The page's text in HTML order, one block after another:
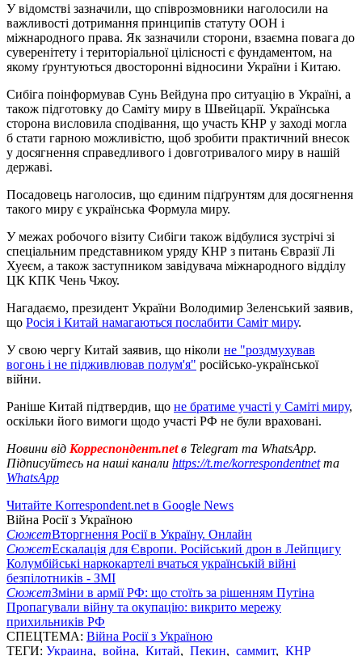
У відомстві зазначили, що співрозмовники наголосили на
важливості дотримання принципів статуту ООН і
міжнародного права. Як зазначили сторони, взаємна повага до
суверенітету і територіальної цілісності є фундаментом, на
якому ґрунтуються двосторонні відносини України і Китаю.
Сибіга поінформував Сунь Вейдуна про ситуацію в Україні, а
також підготовку до Саміту миру в Швейцарії. Українська
сторона висловила сподівання, що участь КНР у заході могла
б стати гарною можливістю, щоб зробити практичний внесок
у досягнення справедливого і довготривалого миру в нашій
державі.
Посадовець наголосив, що єдиним підґрунтям для досягнення
такого миру є українська Формула миру.
У межах робочого візиту Сибіги також відбулися зустрічі зі
спеціальним представником уряду КНР з питань Євразії Лі
Хуеєм, а також заступником завідувача міжнародного відділу
ЦК КПК Чень Чжоу.
Нагадаємо, президент України Володимир Зеленський заявив,
що Росія і Китай намагаються послабити Саміт миру.
У свою чергу Китай заявив, що ніколи не "роздмухував
вогонь і не підживлював полум'я" російсько-української
війни.
Раніше Китай підтвердив, що не братиме участі у Саміті миру,
оскільки його вимоги щодо участі РФ не були враховані.
Новини від Корреспондент.netв Telegram та WhatsApp.
Підписуйтесь на наші канали https://t.me/korrespondentnetта
WhatsApp
Читайте Korrespondent.net в Google News
Війна Росії з Україною
СюжетВторгнення Росії в Україну. Онлайн
СюжетЕскалація для Європи. Російський дрон в Лейпцигу
Колумбійські наркокартелі вчаться українській війні
безпілотників - ЗМІ
СюжетЗміни в армії РФ: що стоїть за рішенням Путіна
Пропагували війну та окупацію: викрито мережу
прихильників РФ
СПЕЦТЕМА: Війна Росії з Україною
ТЕГИ: Украина, война, Китай, Пекин, саммит, КНР